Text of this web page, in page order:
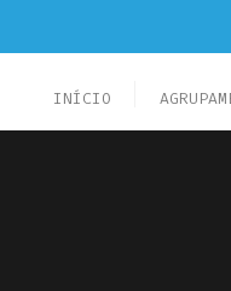
INÍCIO